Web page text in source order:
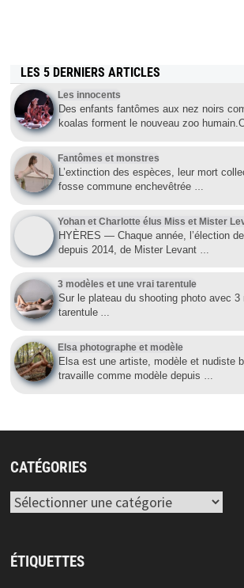
LES 5 DERNIERS ARTICLES
Les innocents
Des enfants fantômes aux nez noirs
koalas forment le nouveau zoo
Fantômes et monstres
L’extinction des espèces, leur mort
fosse commune enchevêtrée …
Yohan et Charlotte élus Miss et Mister
HYÈRES — Chaque année, l’élection
depuis 2014, de Mister Levant
3 modèles et une vrai tarentule
Sur le plateau du shooting photo avec 3
tarentule…
Elsa photographe et modèle
Elsa est une artiste, modèle et nudiste
travaille comme modèle depuis …
CATÉGORIES
Catégories
ÉTIQUETTES